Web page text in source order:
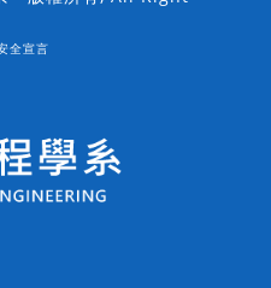
全宣言